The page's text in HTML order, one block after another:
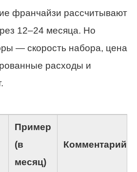
франчайзи рассчитывают
12–24 месяца. Но
— скорость набора, цена
расходы и
Пример
(в
месяц)
Комментарий